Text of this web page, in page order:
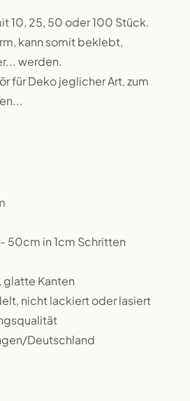
10, 25, 50 oder 100 Stück.
kann somit beklebt,
werden.
für Deko jeglicher Art, zum
50cm in 1cm Schritten
glatte Kanten
nicht lackiert oder lasiert
Deutschland